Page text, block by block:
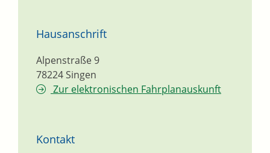
Hausanschrift
Alpenstraße 9
78224Singen
Zur elektronischen Fahrplanauskunft
Kontakt